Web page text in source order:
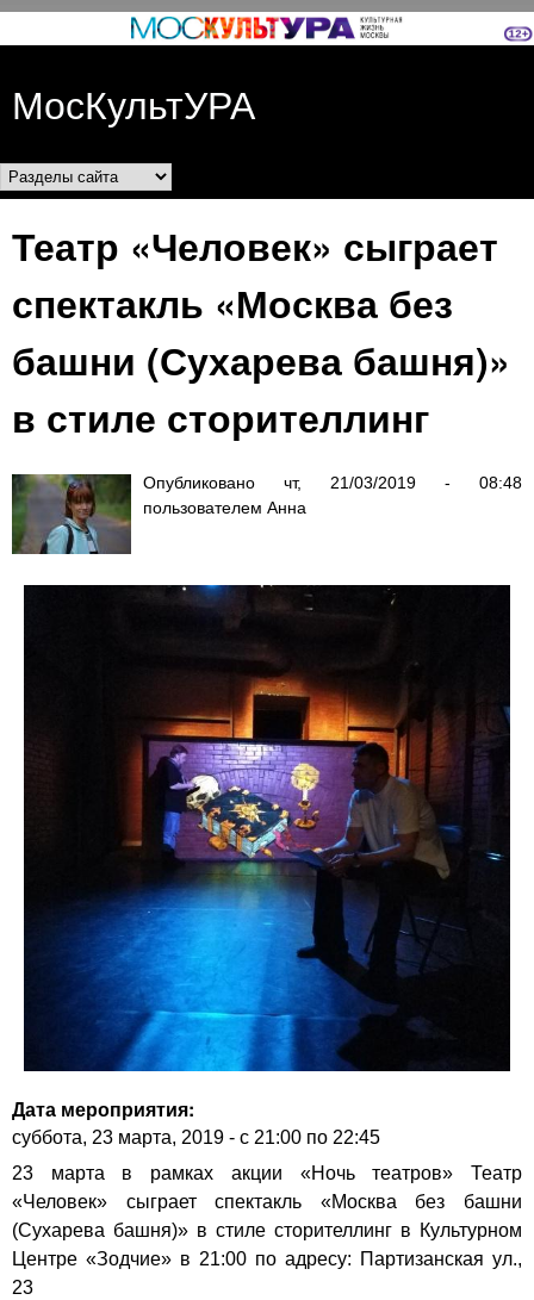
Перейти к основному
МосКультУРА
Разделы сайта
Театр «Человек» сыграет
спектакль «Москва без
башни (Сухарева башня)»
в стиле сторителлинг
Опубликовано чт, 21/03/2019 - 08:48
пользователем Анна
Дата мероприятия:
суббота, 23 марта, 2019 - с 21:00 по 22:45
23 марта в рамках акции «Ночь театров» Театр
«Человек» сыграет спектакль «Москва без башни
(Сухарева башня)» в стиле сторителлинг в Культурном
Центре «Зодчие» в 21:00 по адресу: Партизанская ул.,
23